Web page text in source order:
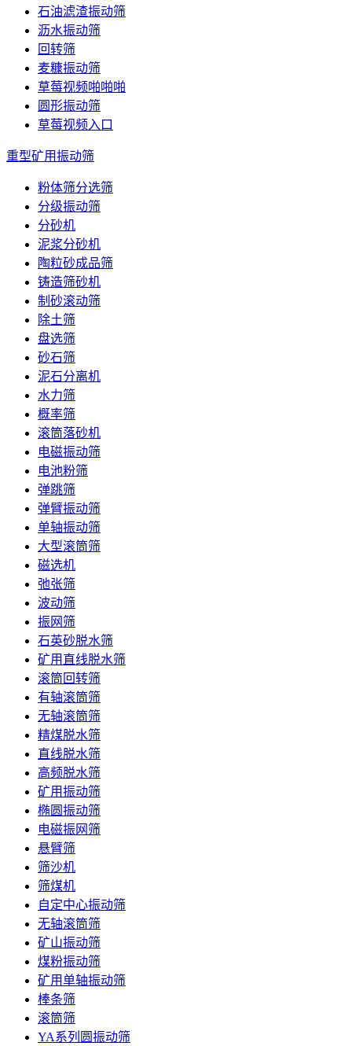
石油滤渣振动筛
沥水振动筛
回转筛
麦糠振动筛
草莓视频啪啪啪
圆形振动筛
草莓视频入口
重型矿用振动筛
粉体筛分选筛
分级振动筛
分砂机
泥浆分砂机
陶粒砂成品筛
铸造筛砂机
制砂滚动筛
除土筛
盘选筛
砂石筛
泥石分离机
水力筛
概率筛
滚筒落砂机
电磁振动筛
电池粉筛
弹跳筛
弹臂振动筛
单轴振动筛
大型滚筒筛
磁选机
弛张筛
波动筛
振网筛
石英砂脱水筛
矿用直线脱水筛
滚筒回转筛
有轴滚筒筛
无轴滚筒筛
精煤脱水筛
直线脱水筛
高频脱水筛
矿用振动筛
椭圆振动筛
电磁振网筛
悬臂筛
筛沙机
筛煤机
自定中心振动筛
无轴滚筒筛
矿山振动筛
煤粉振动筛
矿用单轴振动筛
棒条筛
滚筒筛
YA系列圆振动筛